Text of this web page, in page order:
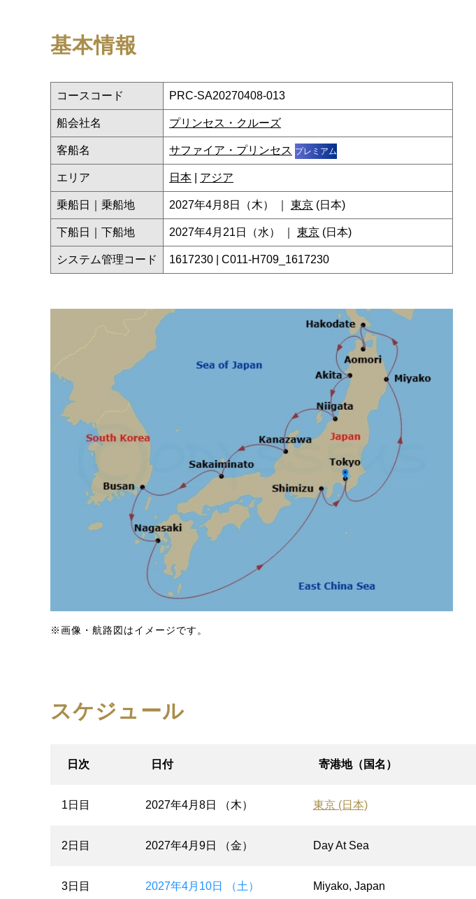
基本情報
コースコード PRC-SA20270408-013
船会社名 プリンセス・クルーズ
客船名 サファイア・プリンセス プレミアム
エリア 日本 アジア
乗船日｜乗船地 2027年4月8日（木） ｜ 東京 (日本)
下船日｜下船地 2027年4月21日（水） ｜ 東京 (日本)
システム管理コード 1617230 | C011-H709_1617230
※画像・航路図はイメージです。
スケジュール
日次 日付 寄港地（国名）
1日目 2027年4月8日 （木） 東京 (日本)
2日目 2027年4月9日 （金） Day At Sea
3日目 2027年4月10日 （土） Miyako, Japan